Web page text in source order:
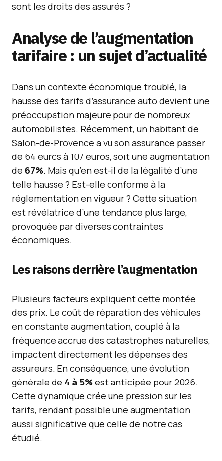
sont les droits des assurés ?
Analyse de l’augmentation
tarifaire : un sujet d’actualité
Dans un contexte économique troublé, la
hausse des tarifs d’assurance auto devient une
préoccupation majeure pour de nombreux
automobilistes. Récemment, un habitant de
Salon-de-Provence a vu son assurance passer
de 64 euros à 107 euros, soit une augmentation
de 67%. Mais qu’en est-il de la légalité d’une
telle hausse ? Est-elle conforme à la
réglementation en vigueur ? Cette situation
est révélatrice d’une tendance plus large,
provoquée par diverses contraintes
économiques.
Les raisons derrière l’augmentation
Plusieurs facteurs expliquent cette montée
des prix. Le coût de réparation des véhicules
en constante augmentation, couplé à la
fréquence accrue des catastrophes naturelles,
impactent directement les dépenses des
assureurs. En conséquence, une évolution
générale de 4 à 5%est anticipée pour 2026.
Cette dynamique crée une pression sur les
tarifs, rendant possible une augmentation
aussi significative que celle de notre cas
étudié.